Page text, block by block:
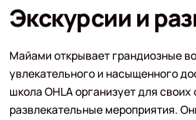
Экскурсии и
Майами открывает грандиозные
увлекательного и насыщенного
школа OHLA организует для
развлекательные мероприятия.